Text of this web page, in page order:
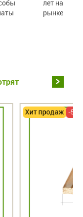
лет на
рынке
Хит продаж -56%